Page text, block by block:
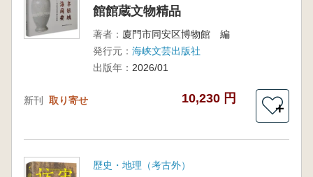
館館蔵文物精品
著者： 廈門市同安区博物館 編
発行元： 海峡文芸出版社
出版年： 2026/01
新刊 取り寄せ 10,230 円
＋
歴史・地理（考古外）